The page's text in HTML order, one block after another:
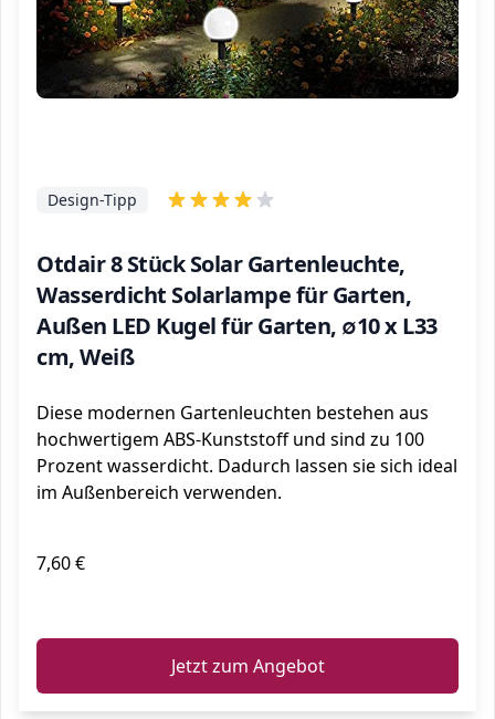
Otdair 8 Stück Solar Gartenleuchte,
Wasserdicht Solarlampe für Garten,
Außen LED Kugel für Garten, ∅10 x L33
cm, Weiß
Design-Tipp
Diese modernen Gartenleuchten bestehen aus
hochwertigem ABS-Kunststoff und sind zu 100
Prozent wasserdicht. Dadurch lassen sie sich ideal
im Außenbereich verwenden.
7,60 €
Jetzt zum Angebot